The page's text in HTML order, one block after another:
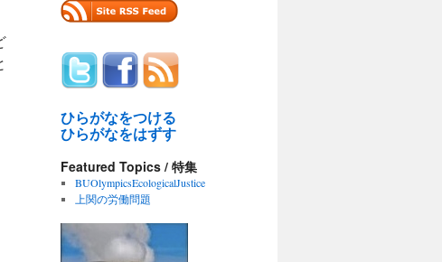
ひらがなをつける
ひらがなをはずす
Featured Topics / 特集
BUOlympicsEcologicalJustice
上関の労働問題